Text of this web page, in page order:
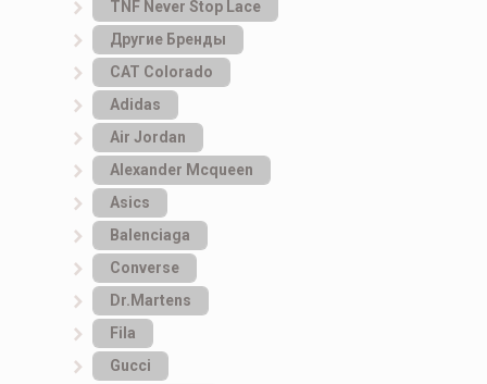
TNF Never Stop Lace
Другие Бренды
САТ Colorado
Adidas
Air Jordan
Alexander Mcqueen
Asics
Balenciaga
Converse
Dr.Martens
Fila
Gucci